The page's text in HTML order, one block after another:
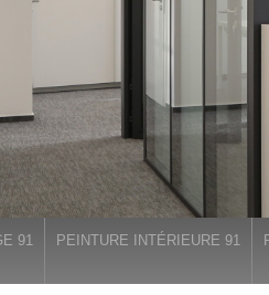
91 PEINTURE INTÉRIEURE 91